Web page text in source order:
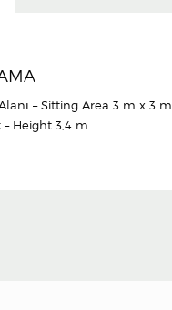
– Sitting Area 3 m x 3 m
– Height 3,4 m